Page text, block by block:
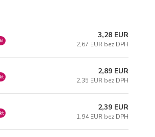
3,28 EUR
2,67 EUR bez DPH
2,89 EUR
2,35 EUR bez DPH
2,39 EUR
1,94 EUR bez DPH